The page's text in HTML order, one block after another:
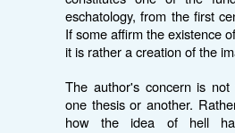
eschatology, from the first
If some affirm the existence
it is rather a creation of the
The author's concern is
one thesis or another.
how the idea of ​​hell